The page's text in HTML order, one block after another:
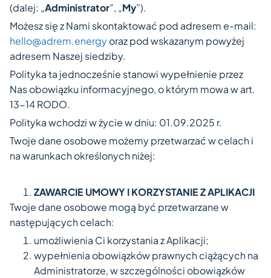
(dalej: „Administrator”, „My”).
Możesz się z Nami skontaktować pod adresem e-mail:
hello@adrem.energyoraz pod wskazanym powyżej
adresem Naszej siedziby.
Polityka ta jednocześnie stanowi wypełnienie przez
Nas obowiązku informacyjnego, o którym mowa w art.
13-14 RODO.
Polityka wchodzi w życie w dniu: 01.09.2025 r.
Twoje dane osobowe możemy przetwarzać w celach i
na warunkach określonych niżej:
ZAWARCIE UMOWY I KORZYSTANIE Z APLIKACJI
Twoje dane osobowe mogą być przetwarzane w
następujących celach:
umożliwienia Ci korzystania z Aplikacji;
wypełnienia obowiązków prawnych ciążących na
Administratorze, w szczególności obowiązków